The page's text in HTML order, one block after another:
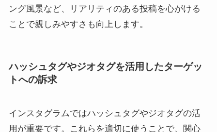
ング風景など、リアリティのある投稿を心がける
ことで親しみやすさも向上します。
ハッシュタグやジオタグを活用したターゲッ
トへの訴求
インスタグラムではハッシュタグやジオタグの活
用が重要です。これらを適切に使うことで、関心